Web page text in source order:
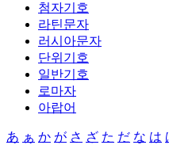
첨자기호
라틴문자
러시아문자
단위기호
일반기호
로마자
아랍어
あ ぁ か が さ ざ た だ な は